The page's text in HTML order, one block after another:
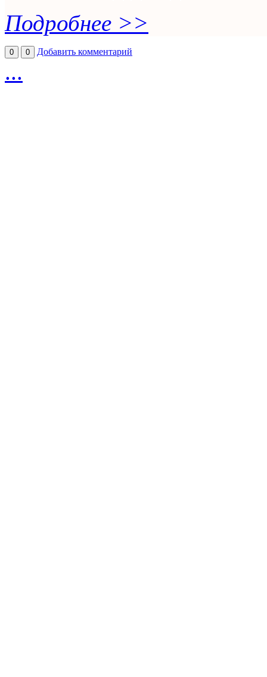
Подробнее >>
0 0 Добавить комментарий
...